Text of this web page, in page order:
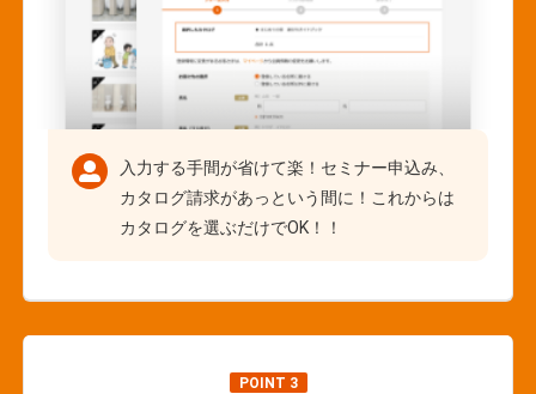
入力する手間が省けて楽！セミナー申込み、
カタログ請求があっという間に！これからは
カタログを選ぶだけでOK！！
POINT 3